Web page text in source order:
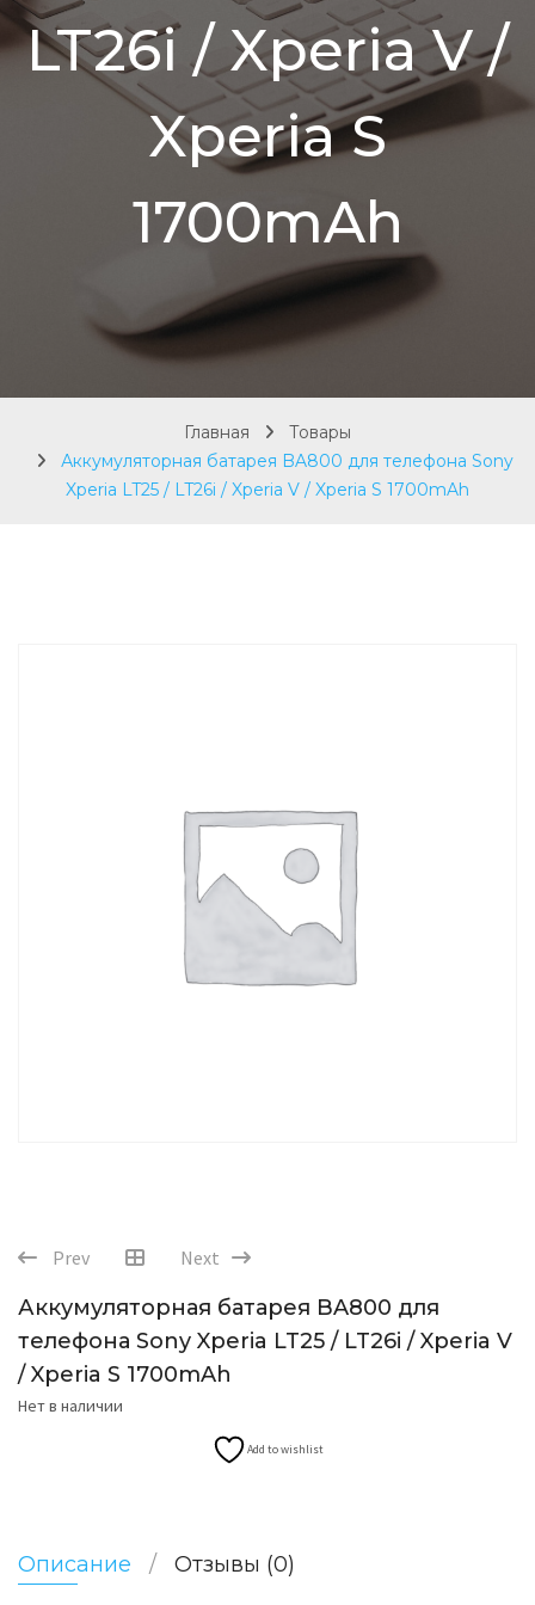
LT26i / Xperia V /
Xperia S
1700mAh
Главная
Товары
Аккумуляторная батарея BA800 для телефона Sony
Xperia LT25 / LT26i / Xperia V / Xperia S 1700mAh
Prev Next
Аккумуляторная батарея BA800 для
телефона Sony Xperia LT25 / LT26i / Xperia V
/ Xperia S 1700mAh
Нет в наличии
Add to wishlist
Описание Отзывы (0)